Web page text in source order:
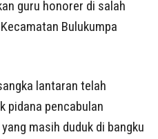
guru honorer di salah
Bulukumpa
lantaran telah
pidana pencabulan
masih duduk di bangku